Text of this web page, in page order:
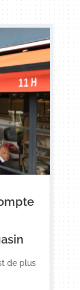
de plus